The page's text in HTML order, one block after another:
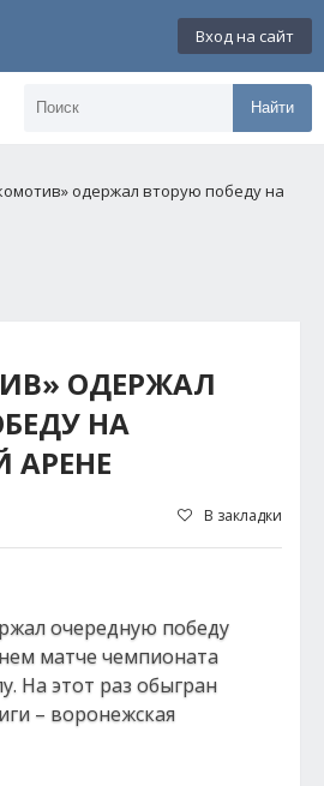
Вход на сайт
Найти
одержал вторую победу на
ОДЕРЖАЛ
НА
В закладки
очередную победу
матче чемпионата
На этот раз обыгран
– воронежская